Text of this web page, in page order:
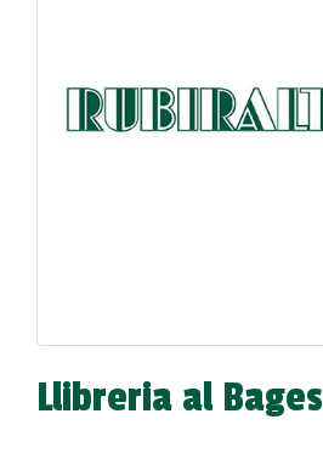
Llibreria al Bages